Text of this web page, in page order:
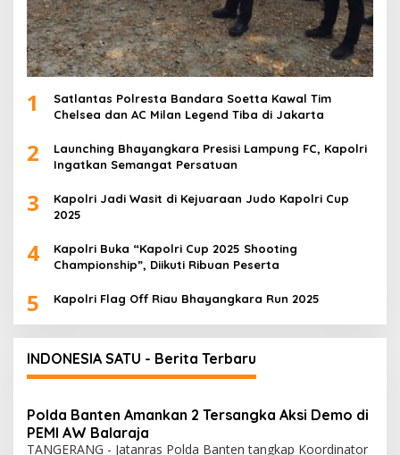
1
Satlantas Polresta Bandara Soetta Kawal Tim
Chelsea dan AC Milan Legend Tiba di Jakarta
2
Launching Bhayangkara Presisi Lampung FC, Kapolri
Ingatkan Semangat Persatuan
3
Kapolri Jadi Wasit di Kejuaraan Judo Kapolri Cup
2025
4
Kapolri Buka “Kapolri Cup 2025 Shooting
Championship”, Diikuti Ribuan Peserta
5 Kapolri Flag Off Riau Bhayangkara Run 2025
INDONESIA SATU - Berita Terbaru
Polda Banten Amankan 2 Tersangka Aksi Demo di
PEMI AW Balaraja
TANGERANG - Jatanras Polda Banten tangkap Koordinator